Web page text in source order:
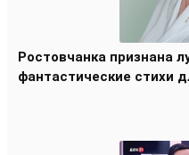
Ростовчанка признана
фантастические стихи